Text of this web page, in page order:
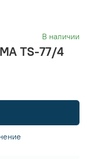
В наличии
TS-77/4